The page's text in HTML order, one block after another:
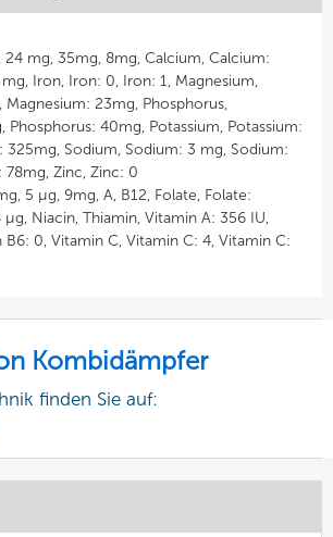
24 mg, 35mg, 8mg, Calcium, Calcium:
Iron, Iron: 0, Iron: 1, Magnesium,
Magnesium: 23mg, Phosphorus,
Phosphorus: 40mg, Potassium, Potassium:
325mg, Sodium, Sodium: 3 mg, Sodium:
Zinc, Zinc: 0
5 µg, 9mg, A, B12, Folate, Folate:
Niacin, Thiamin, Vitamin A: 356 IU,
0, Vitamin C, Vitamin C: 4, Vitamin C:
Kombidämpfer
finden Sie auf: